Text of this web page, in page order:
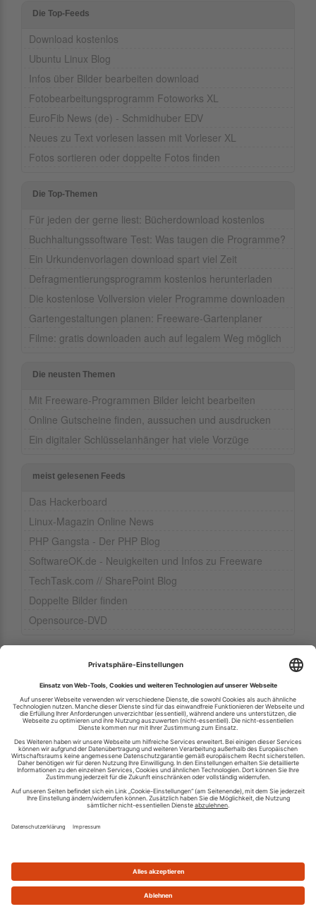
Die Top-Feeds
Download kostenlos
Ubuntu Linux Blog
Infos über Bilder bearbeiten download
Fotobearbeitungsprogramm Fotoworks XL
EuroFib News (de) - Schmidhuber EDV
Neues zu Text vorlesen lassen mit Vorleser XL
Fotos sortieren oder doppelte Fotos finden
Die Top-Themen
Für jeden der gerne liest: Bücherdownload kostenlos
Buchhaltungssoftware Test: Was taugen die Programme?
Ein Urkundenvorlagen download spart viel Zeit
Defragmentierungsprogramm kostenlos herunterladen
Die kostenlose Vollversion vieler Programme downloaden
Gartengestaltungen planen: Freeware-Gartenplaner
Filme: gratis downloaden auch auf legalem Weg möglich
Die neusten Themen
Mit Freeware-Programmen Bilder leicht bearbeiten
Online Gutscheine finden, aussuchen und ausdrucken
Ein digitaler Schlüsselanhänger hat viele Vorzüge
meist gelesenen Feeds
Das Hackerboard
Linux-Magazin Online News
PHP Gangsta - Der PHP Blog
SoftwareOK.de - Neuigkeiten und Infos zu Freeware
TechTask.com // SharePoint Blog
Doppelte Bilder finden
Opensource-DVD
Ihren RSS-Feed veröffentlichen
RSS-Verzeichnis.de © 2003-2026
Impressum
Kontakt
Datenschutzinformation
Cookie-Einstellungen
Was ist ein RSS Feed?
Die besten RSS Reader